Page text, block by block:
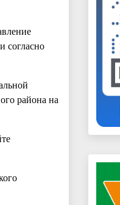
согласно
района на